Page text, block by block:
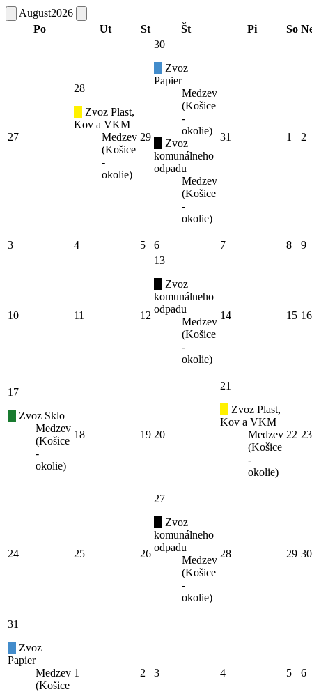
August2026
Po
Ut St Št Pi So
27
28
Zvoz Plast,
Kov a VKM
Medzev
(Košice
-
okolie)
29
30
Zvoz
Papier
Medzev
(Košice
-
okolie)
Zvoz
komunálneho
odpadu
Medzev
(Košice
-
okolie)
31 1 2
3 4 5 6 7 8 9
10 11 12
13
Zvoz
komunálneho
odpadu
Medzev
(Košice
-
okolie)
14 15 16
17
Zvoz Sklo
Medzev
(Košice
-
okolie)
18 19 20
21
Zvoz Plast,
Kov a VKM
Medzev
(Košice
-
okolie)
22 23
24 25 26
27
Zvoz
komunálneho
odpadu
Medzev
(Košice
-
okolie)
28 29 30
31
Zvoz
Papier
Medzev
(Košice
1 2 3 4 5 6